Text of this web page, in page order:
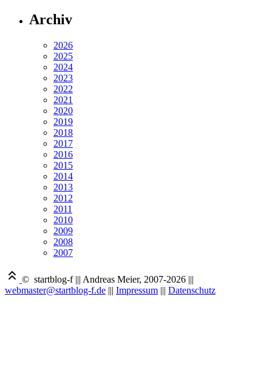
Archiv
2026
2025
2024
2023
2022
2021
2020
2019
2018
2017
2016
2015
2014
2013
2012
2011
2010
2009
2008
2007
© startblog-f ||| Andreas Meier, 2007-2026 |||
webmaster@startblog-f.de ||| Impressum ||| Datenschutz